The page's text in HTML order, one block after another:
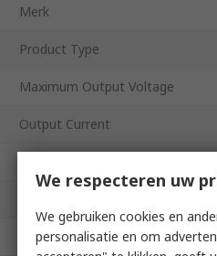
Merk
Product Type
Maximum Output Voltage
Output Current
Width
We respecteren uw
We gebruiken cookies en
personalisatie en om